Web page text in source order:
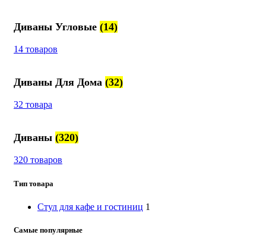
Диваны Угловые (14)
14 товаров
Диваны Для Дома (32)
32 товара
Диваны (320)
320 товаров
Тип товара
Стул для кафе и гостиниц 1
Самые популярные